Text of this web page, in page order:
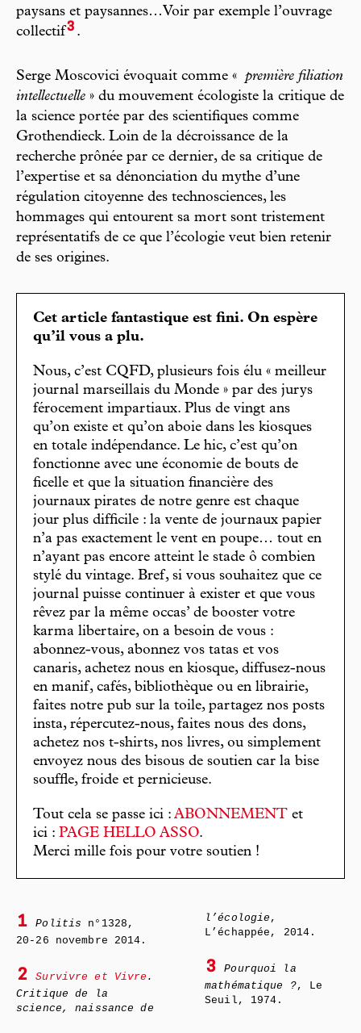
paysans et paysannes…Voir par exemple l’ouvrage
collectif3 .
Serge Moscovici évoquait comme « première filiation
intellectuelle » du mouvement écologiste la critique de
la science portée par des scientifiques comme
Grothendieck. Loin de la décroissance de la
recherche prônée par ce dernier, de sa critique de
l’expertise et sa dénonciation du mythe d’une
régulation citoyenne des technosciences, les
hommages qui entourent sa mort sont tristement
représentatifs de ce que l’écologie veut bien retenir
de ses origines.
Cet article fantastique est fini. On espère
qu’il vous a plu.
Nous, c’est CQFD, plusieurs fois élu « meilleur
journal marseillais du Monde » par des jurys
férocement impartiaux. Plus de vingt ans
qu’on existe et qu’on aboie dans les kiosques
en totale indépendance. Le hic, c’est qu’on
fonctionne avec une économie de bouts de
ficelle et que la situation financière des
journaux pirates de notre genre est chaque
jour plus difficile : la vente de journaux papier
n’a pas exactement le vent en poupe… tout en
n’ayant pas encore atteint le stade ô combien
stylé du vintage. Bref, si vous souhaitez que ce
journal puisse continuer à exister et que vous
rêvez par la même occas’ de booster votre
karma libertaire, on a besoin de vous :
abonnez-vous, abonnez vos tatas et vos
canaris, achetez nous en kiosque, diffusez-nous
en manif, cafés, bibliothèque ou en librairie,
faites notre pub sur la toile, partagez nos posts
insta, répercutez-nous, faites nous des dons,
achetez nos t-shirts, nos livres, ou simplement
envoyez nous des bisous de soutien car la bise
souffle, froide et pernicieuse.
Tout cela se passe ici : ABONNEMENT et
ici : PAGE HELLO ASSO.
Merci mille fois pour votre soutien !
1 Politis n°1328,
20-26 novembre 2014.
2 Survivre et Vivre .
Critique de la
science, naissance de
l’écologie ,
L’échappée, 2014.
3
Pourquoi la
mathématique ?, Le
Seuil, 1974.